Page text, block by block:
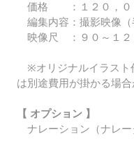
価格 ：１２ ０，
編集内容：撮影映像
映像尺 ：９０～１２
※オリジナルイラスト
は別途費用が掛かる場
【 オプション 】
ナレーション（ナレー